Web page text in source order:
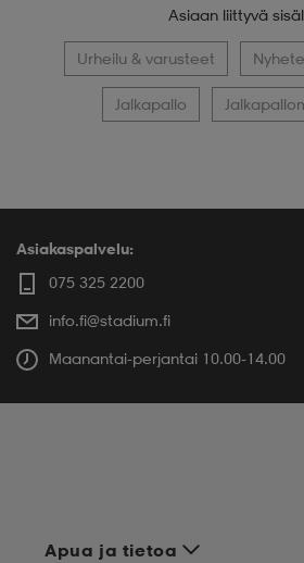
Asiaan liittyvä
Urheilu & varusteet
Jalkapallo
Asiakaspalvelu:
075 325 2200
info.fi@stadium.fi
Maanantai-perjantai 10.00-14.00
Apua ja tietoa